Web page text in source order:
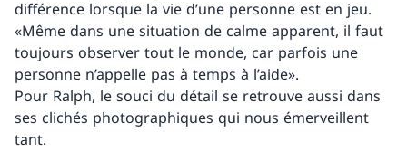
différence lorsque la vie d’une personne est en jeu.
«Même dans une situation de calme apparent, il faut
toujours observer tout le monde, car parfois une
personne n’appelle pas à temps à l’aide».
Pour Ralph, le souci du détail se retrouve aussi dans
ses clichés photographiques qui nous émerveillent
tant.